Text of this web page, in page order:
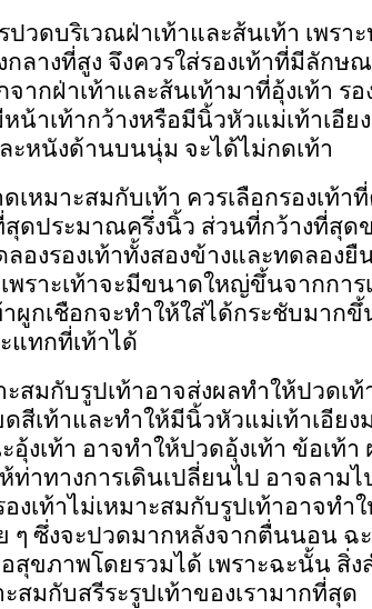
วดบริเวณฝ่าเท้าและส้นเท้า เพรา
างที่สูง จึงควรใส่รองเท้าที่มีลักษณ
ากฝ่าเท้าและส้นเท้ามาที่อุ้งเท้า รอ
เท้ากว้างหรือมีนิ้วหัวแม่เท้าเอียง
ะหนังด้านบนนุ่ม จะได้ไม่กดเท้า
เหมาะสมกับเท้า ควรเลือกรองเท้า
สุดประมาณครึ่งนิ้ว ส่วนที่กว้างที่สุดข
องรองเท้าทั้งสองข้างและทดลองยื
พราะเท้าจะมีขนาดใหญ่ขึ้นจากกา
ผูกเชือกจะทำให้ใส่ได้กระชับมาก
แทกที่เท้าได้
ะสมกับรูปเท้าอาจส่งผลทำให้ปวดเ
สีเท้าและทำให้มีนิ้วหัวแม่เท้าเอีย
งเท้า อาจทำให้ปวดอุ้งเท้า ข้อเท้า
าทางการเดินเปลี่ยนไป อาจลาม
งเท้าไม่เหมาะสมกับรูปเท้าอาจทำใ
ๆ ซึ่งจะปวดมากหลังจากตื่นนอน ฉ
สุขภาพโดยรวมได้ เพราะฉะนั้น สิ่
สมกับสรีระรูปเท้าของเรามากที่สุด